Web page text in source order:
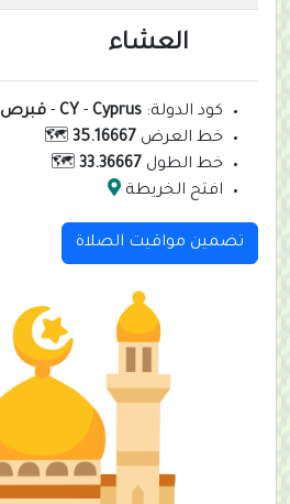
العشاء
كود الدولة: CY - Cyprus
- قبرص
خط العرض 35.16667
🗺️
خط الطول 33.36667
🗺️
افتح الخريطة
تضمين مواقيت الصلاة